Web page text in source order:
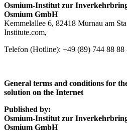
Osmium-Institut zur
Osmium GmbH
Kemmelallee 6, 82418 Murnau am
Institute.com,
Telefon (Hotline): +49 (89) 744 88 88
General terms and conditions for
solution on the Internet
Published by:
Osmium-Institut zur
Osmium GmbH